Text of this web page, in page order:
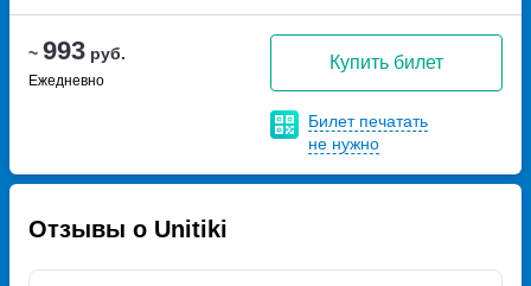
~ 993 руб.
Ежедневно
Купить билет
Билет печатать
не нужно
Отзывы о Unitiki